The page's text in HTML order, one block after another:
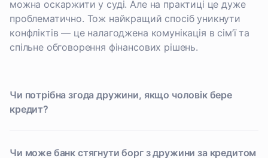
можна оскаржити у суді. Але на практиці це дуже
проблематично. Тож найкращий спосіб уникнути
конфліктів — це налагоджена комунікація в сім’ї та
спільне обговорення фінансових рішень.
Чи потрібна згода дружини, якщо чоловік бере
кредит?
Чи може банк стягнути борг з дружини за кредитом